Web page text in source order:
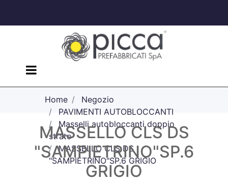
Open menu
Home
Negozio
PAVIMENTI AUTOBLOCCANTI
Masselli autobloccanti doppio
strato
MASSELLO CLS DS
"SAMPIETRINO"SP.6 GRIGIO
MASSELLO CLS DS
"SAMPIETRINO"SP.6
GRIGIO